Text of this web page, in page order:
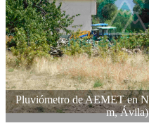
Pluviómetro de AEMET en
m, Ávila)